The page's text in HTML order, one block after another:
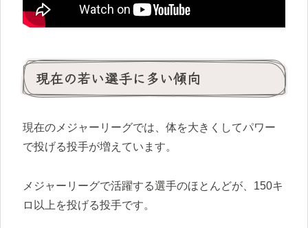
現在の若い選手に多い傾向
現在のメジャーリーグでは、体を大きくしてパワー
で投げる投手が増えています。
メジャーリーグで活躍する選手のほとんどが、150キ
ロ以上を投げる投手です。